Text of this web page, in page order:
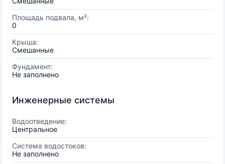
Площадь подвала, м²:
0
Крыша:
Смешанные
Фундамент:
Не заполнено
Инженерные системы
Водоотведение:
Центральное
Система водостоков:
Не заполнено